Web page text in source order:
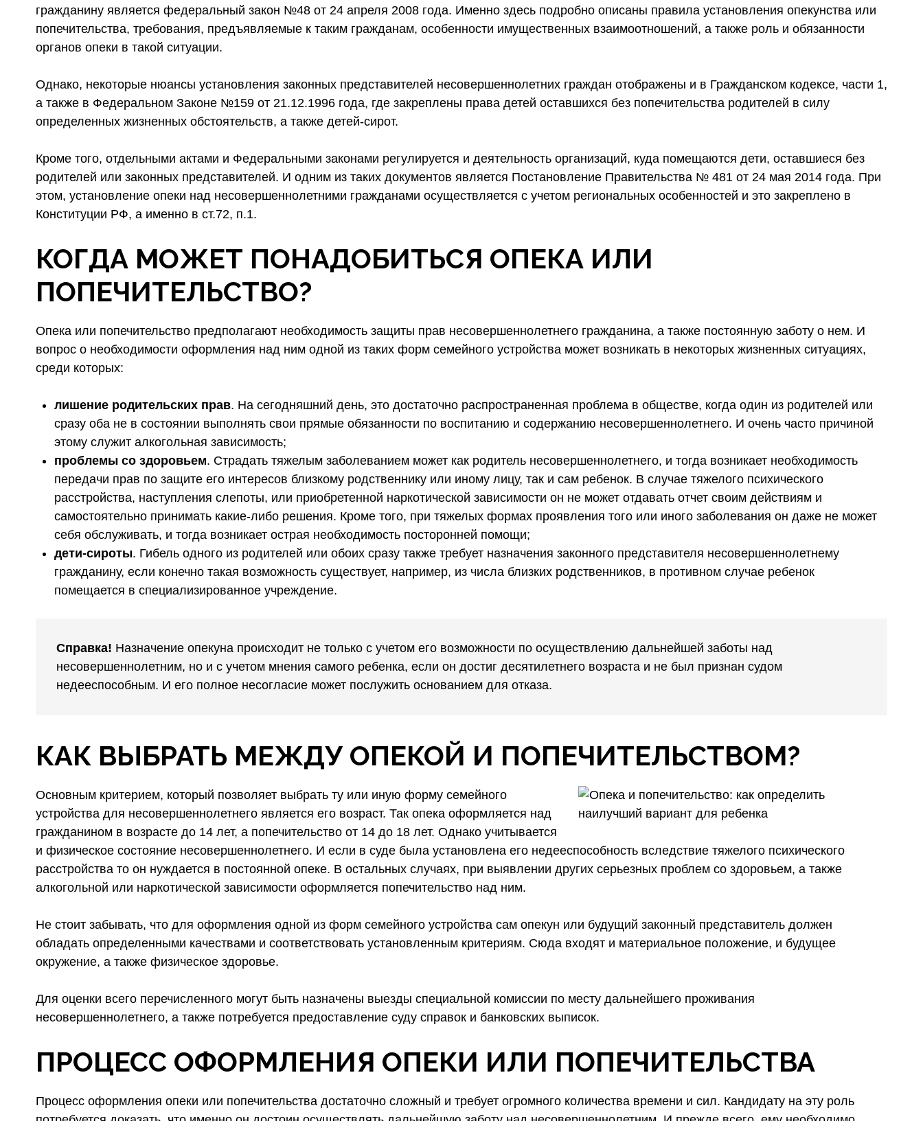
гражданину является федеральный закон №48 от 24 апреля 2008 года. Именно здесь подробно описаны правила установления опекунства или
попечительства, требования, предъявляемые к таким гражданам, особенности имущественных взаимоотношений, а также роль и обязанности
органов опеки в такой ситуации.
Однако, некоторые нюансы установления законных представителей несовершеннолетних граждан отображены и в Гражданском кодексе, части 1,
а также в Федеральном Законе №159 от 21.12.1996 года, где закреплены права детей оставшихся без попечительства родителей в силу
определенных жизненных обстоятельств, а также детей-сирот.
Кроме того, отдельными актами и Федеральными законами регулируется и деятельность организаций, куда помещаются дети, оставшиеся без
родителей или законных представителей. И одним из таких документов является Постановление Правительства № 481 от 24 мая 2014 года. При
этом, установление опеки над несовершеннолетними гражданами осуществляется с учетом региональных особенностей и это закреплено в
Конституции РФ, а именно в ст.72, п.1.
КОГДА МОЖЕТ ПОНАДОБИТЬСЯ ОПЕКА ИЛИ
ПОПЕЧИТЕЛЬСТВО?
Опека или попечительство предполагают необходимость защиты прав несовершеннолетнего гражданина, а также постоянную заботу о нем. И
вопрос о необходимости оформления над ним одной из таких форм семейного устройства может возникать в некоторых жизненных ситуациях,
среди которых:
лишение родительских прав. На сегодняшний день, это достаточно распространенная проблема в обществе, когда один из родителей или
сразу оба не в состоянии выполнять свои прямые обязанности по воспитанию и содержанию несовершеннолетнего. И очень часто причиной
этому служит алкогольная зависимость;
проблемы со здоровьем. Страдать тяжелым заболеванием может как родитель несовершеннолетнего, и тогда возникает необходимость
передачи прав по защите его интересов близкому родственнику или иному лицу, так и сам ребенок. В случае тяжелого психического
расстройства, наступления слепоты, или приобретенной наркотической зависимости он не может отдавать отчет своим действиям и
самостоятельно принимать какие-либо решения. Кроме того, при тяжелых формах проявления того или иного заболевания он даже не может
себя обслуживать, и тогда возникает острая необходимость посторонней помощи;
дети-сироты. Гибель одного из родителей или обоих сразу также требует назначения законного представителя несовершеннолетнему
гражданину, если конечно такая возможность существует, например, из числа близких родственников, в противном случае ребенок
помещается в специализированное учреждение.
Справка! Назначение опекуна происходит не только с учетом его возможности по осуществлению дальнейшей заботы над
несовершеннолетним, но и с учетом мнения самого ребенка, если он достиг десятилетнего возраста и не был признан судом
недееспособным. И его полное несогласие может послужить основанием для отказа.
КАК ВЫБРАТЬ МЕЖДУ ОПЕКОЙ И ПОПЕЧИТЕЛЬСТВОМ?
Основным критерием, который позволяет выбрать ту или иную форму семейного
устройства для несовершеннолетнего является его возраст. Так опека оформляется над
гражданином в возрасте до 14 лет, а попечительство от 14 до 18 лет. Однако учитывается
и физическое состояние несовершеннолетнего. И если в суде была установлена его недееспособность вследствие тяжелого психического
расстройства то он нуждается в постоянной опеке. В остальных случаях, при выявлении других серьезных проблем со здоровьем, а также
алкогольной или наркотической зависимости оформляется попечительство над ним.
Не стоит забывать, что для оформления одной из форм семейного устройства сам опекун или будущий законный представитель должен
обладать определенными качествами и соответствовать установленным критериям. Сюда входят и материальное положение, и будущее
окружение, а также физическое здоровье.
Для оценки всего перечисленного могут быть назначены выезды специальной комиссии по месту дальнейшего проживания
несовершеннолетнего, а также потребуется предоставление суду справок и банковских выписок.
ПРОЦЕСС ОФОРМЛЕНИЯ ОПЕКИ ИЛИ ПОПЕЧИТЕЛЬСТВА
Процесс оформления опеки или попечительства достаточно сложный и требует огромного количества времени и сил. Кандидату на эту роль